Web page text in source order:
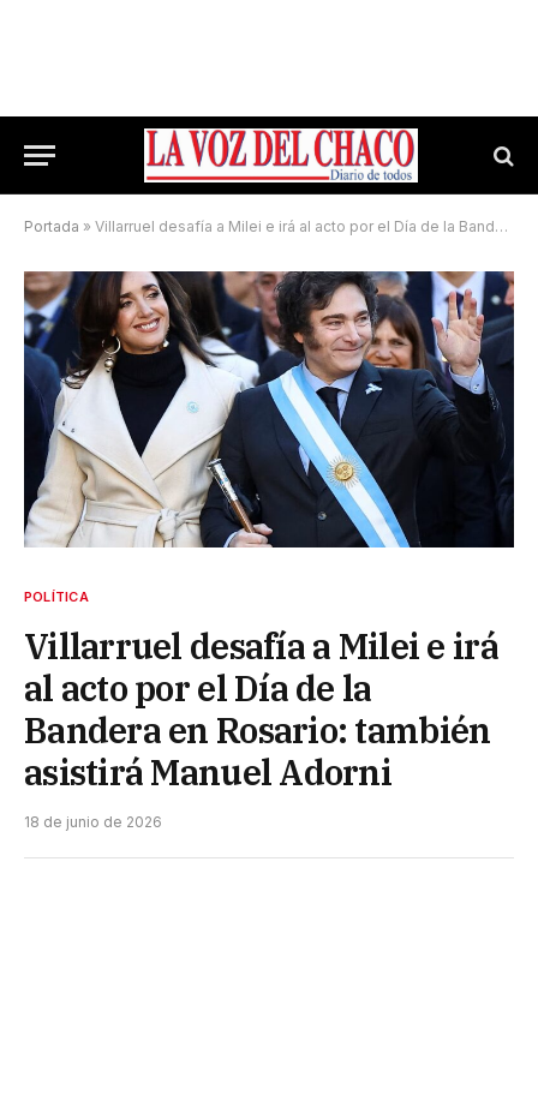
Portada » Villarruel desafía a Milei e irá al acto por el Día de la Bandera en Rosario: también asistirá Manuel Adorni
POLÍTICA
Villarruel desafía a Milei e irá
al acto por el Día de la
Bandera en Rosario: también
asistirá Manuel Adorni
18 de junio de 2026